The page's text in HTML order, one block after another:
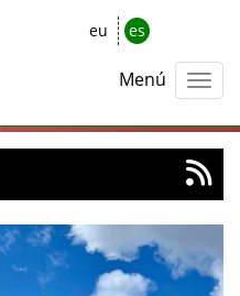
eu es
Menú